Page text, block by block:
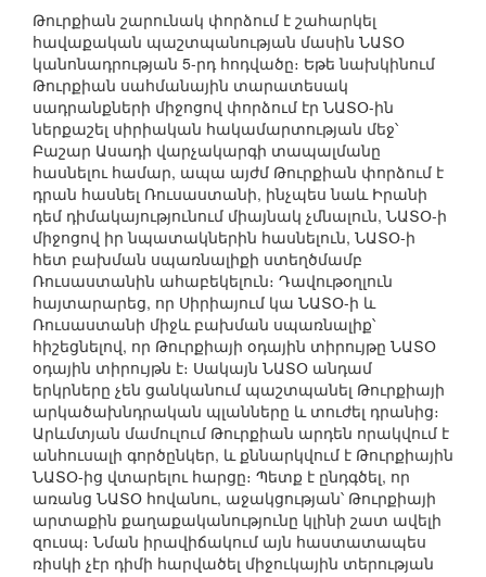
Թուրքիան շարունակ փորձում է շահարկել
հավաքական պաշտպանության մասին ՆԱՏՕ
կանոնադրության 5-րդ հոդվածը։ Եթե նախկինում
Թուրքիան սահմանային տարատեսակ
սադրանքների միջոցով փորձում էր ՆԱՏՕ-ին
ներքաշել սիրիական հակամարտության մեջ՝
Բաշար Ասադի վարչակարգի տապալմանը
հասնելու համար, ապա այժմ Թուրքիան փորձում է
դրան հասնել Ռուսաստանի, ինչպես նաև Իրանի
դեմ դիմակայությունում միայնակ չմնալուն, ՆԱՏՕ-ի
միջոցով իր նպատակներին հասնելուն, ՆԱՏՕ-ի
հետ բախման սպառնալիքի ստեղծմամբ
Ռուսաստանին ահաբեկելուն։ Դավութօղլուն
հայտարարեց, որ Սիրիայում կա ՆԱՏՕ-ի և
Ռուսաստանի միջև բախման սպառնալիք՝
հիշեցնելով, որ Թուրքիայի օդային տիրույթը ՆԱՏՕ
օդային տիրույթն է։ Սակայն ՆԱՏՕ անդամ
երկրները չեն ցանկանում պաշտպանել Թուրքիայի
արկածախնդրական պլանները և տուժել դրանից։
Արևմտյան մամուլում Թուրքիան արդեն որակվում է
անհուսալի գործընկեր, և քննարկվում է Թուրքիային
ՆԱՏՕ-ից վտարելու հարցը։ Պետք է ընդգծել, որ
առանց ՆԱՏՕ հովանու, աջակցության՝ Թուրքիայի
արտաքին քաղաքականությունը կլինի շատ ավելի
զուսպ։ Նման իրավիճակում այն հաստատապես
ռիսկի չէր դիմի հարվածել միջուկային տերության